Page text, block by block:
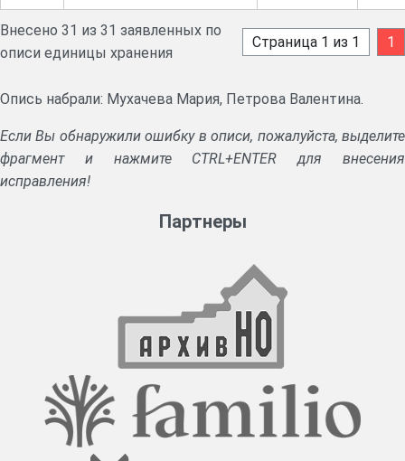
Внесено 31 из 31 заявленных по
описи единицы хранения
Страница 1 из 1 1
Опись набрали: Мухачева Мария, Петрова Валентина.
Если Вы обнаружили ошибку в описи, пожалуйста, выделите
фрагмент и нажмите CTRL+ENTER для внесения
исправления!
Партнеры